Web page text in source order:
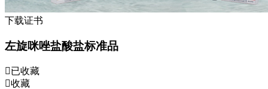
下载证书
左旋咪唑盐酸盐标准品
已收藏
收藏